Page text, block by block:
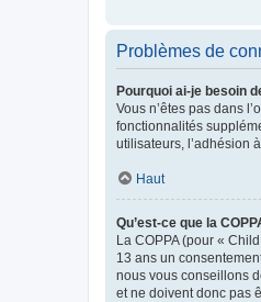
Problèmes de
Pourquoi ai-je besoin
Vous n’êtes pas dans
fonctionnalités
utilisateurs, l’adhésion
Haut
Qu’est-ce que la
La COPPA (pour «
13 ans un
nous vous conseillons
et ne doivent donc pas